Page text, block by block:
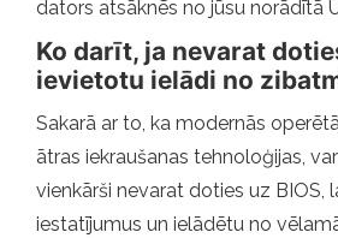
dators atsāknēs no jūsu norādītā
Ko darīt, ja nevarat
ievietotu ielādi no
Sakarā ar to, ka modernās
ātras iekraušanas tehnoloģijas,
vienkārši nevarat doties uz BIOS,
iestatījumus un ielādētu no